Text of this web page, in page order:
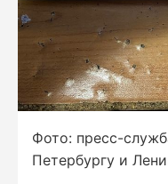
Фото: пресс-
Петербургу и